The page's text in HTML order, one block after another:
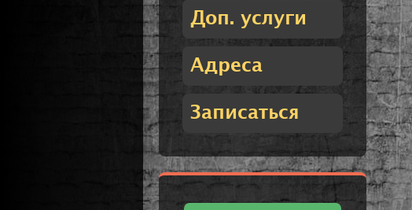
Доп. услуги
Адреса
Записаться